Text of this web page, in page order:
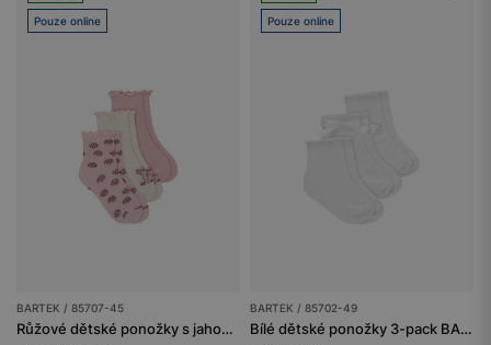
Pouze online
BARTEK / 85707-45
Růžové dětské ponožky s jahodovým vzorem 3-pack BARTEK 85707-45
Pouze online
BARTEK / 85702-49
Bílé dětské ponožky 3-pack BARTEK 85702-49